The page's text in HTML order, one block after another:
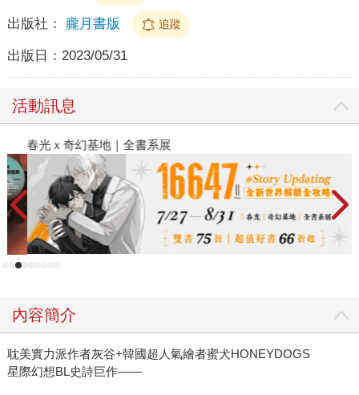
出版社： 朧月書版 追蹤
出版日： 2023/05/31
活動訊息
春光ｘ奇幻基地｜全書系展
內容簡介
耽美實力派作者灰谷+韓國超人氣繪者蜜犬HONEYDOGS
星際幻想BL史詩巨作——